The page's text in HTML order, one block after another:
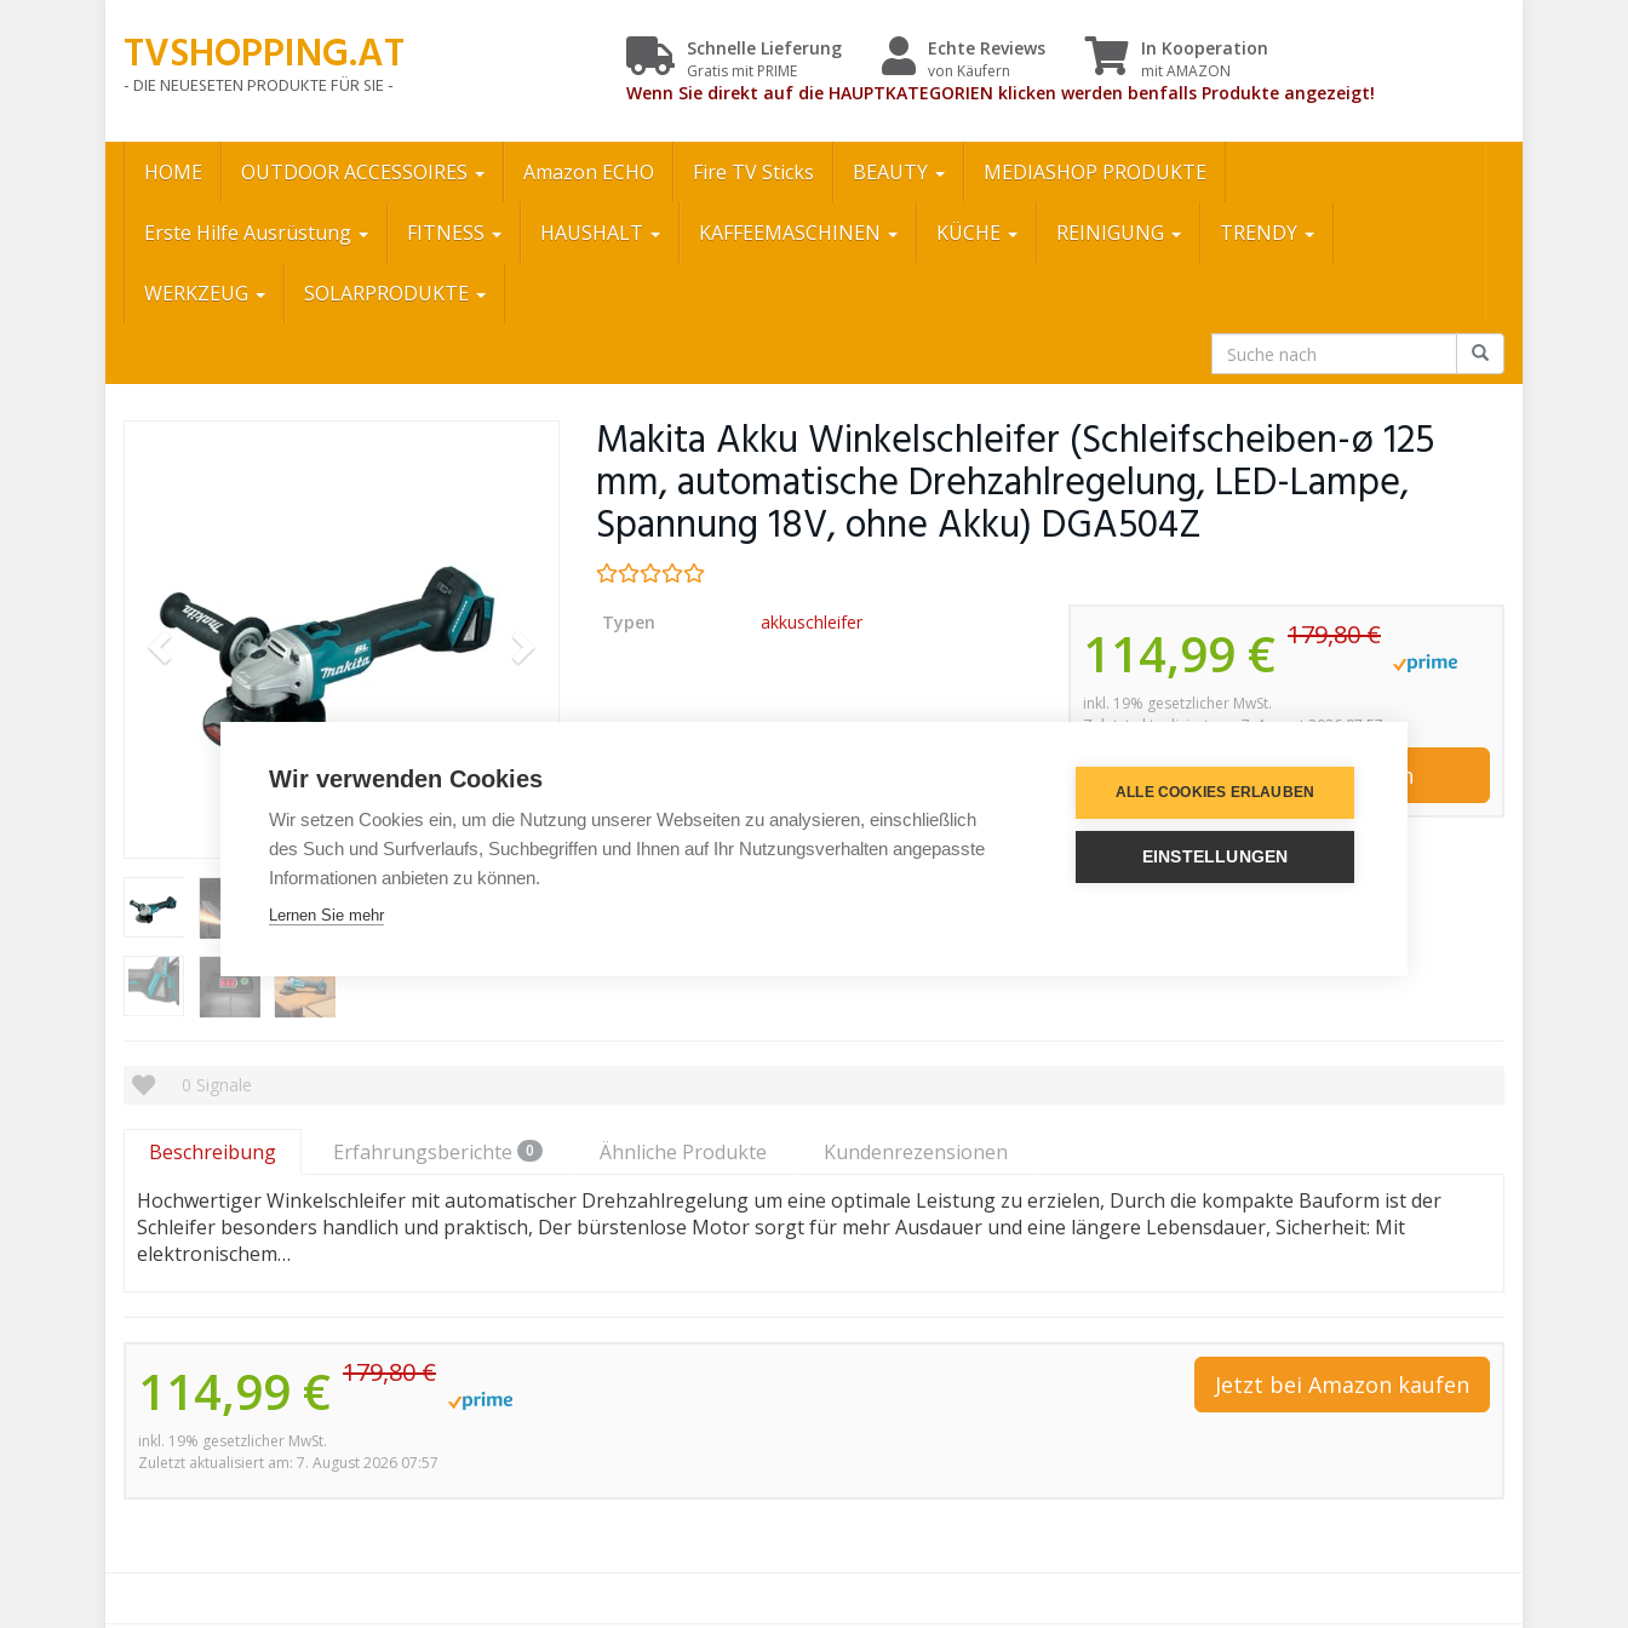
TVSHOPPING.AT
- DIE NEUESETEN PRODUKTE FÜR SIE -
Schnelle Lieferung
Gratis mit PRIME
Echte Reviews
von Käufern
In Kooperation
mit AMAZON
Wenn Sie direkt auf die HAUPTKATEGORIEN klicken werden benfalls Produkte angezeigt!
HOME OUTDOOR ACCESSOIRES Amazon ECHO Fire TV Sticks BEAUTY MEDIASHOP PRODUKTE
Erste Hilfe Ausrüstung FITNESS HAUSHALT KAFFEEMASCHINEN KÜCHE REINIGUNG TRENDY
WERKZEUG SOLARPRODUKTE
Makita Akku Winkelschleifer (Schleifscheiben-ø 125
mm, automatische Drehzahlregelung, LED-Lampe,
Spannung 18V, ohne Akku) DGA504Z
114,99 € 179,80 €
inkl. 19% gesetzlicher MwSt.
Zuletzt aktualisiert am: 7. August 2026 07:57
Jetzt bei Amazon kaufen
Typen akkuschleifer
0 Signale
Beschreibung Erfahrungsberichte 0 Ähnliche Produkte
Kundenrezensionen
Hochwertiger Winkelschleifer mit automatischer Drehzahlregelung um eine optimale Leistung zu erzielen, Durch die kompakte Bauform ist der
Schleifer besonders handlich und praktisch, Der bürstenlose Motor sorgt für mehr Ausdauer und eine längere Lebensdauer, Sicherheit: Mit
elektronischem…
114,99 € 179,80 €
inkl. 19% gesetzlicher MwSt.
Zuletzt aktualisiert am: 7. August 2026 07:57
Jetzt bei Amazon kaufen
Wir verwenden Cookies
Wir setzen Cookies ein, um die Nutzung unserer Webseiten zu analysieren, einschließlich
des Such und Surfverlaufs, Suchbegriffen und Ihnen auf Ihr Nutzungsverhalten angepasste
Informationen anbieten zu können.
Lernen Sie mehr
ALLE COOKIES ERLAUBEN
EINSTELLUNGEN